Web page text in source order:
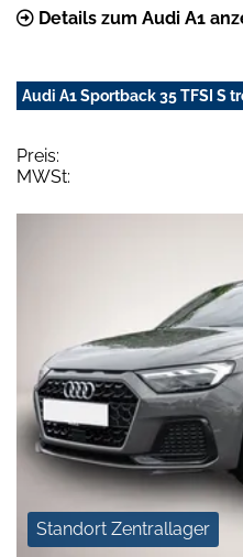
Details zum Audi A1
Audi A1 Sportback 35 TFSI S
Preis:
MWSt:
Standort Zentrallager